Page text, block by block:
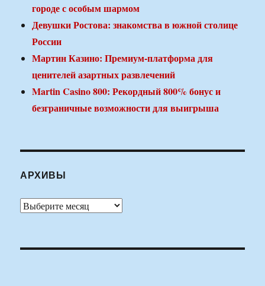
городе с особым шармом
Девушки Ростова: знакомства в южной столице
России
Мартин Казино: Премиум-платформа для
ценителей азартных развлечений
Martin Casino 800: Рекордный 800% бонус и
безграничные возможности для выигрыша
АРХИВЫ
Архивы